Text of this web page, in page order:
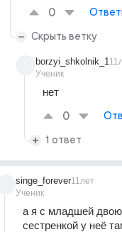
0
Скрыть ветку
borzyi_shkolnik_1
Ученик
нет
0
1 ответ
singe_forever
Ученик
11лет
а я с младшей
сестренкой у неё